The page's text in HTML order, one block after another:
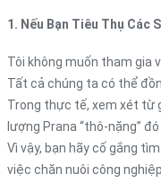
1. Nếu Bạn Tiêu Thụ
Tôi không muốn tham gia
Tất cả chúng ta có thể
Trong thực tế, xem xét từ
lượng Prana “thô-nặng”
Vì vậy, bạn hãy cố gắng
việc chăn nuôi công